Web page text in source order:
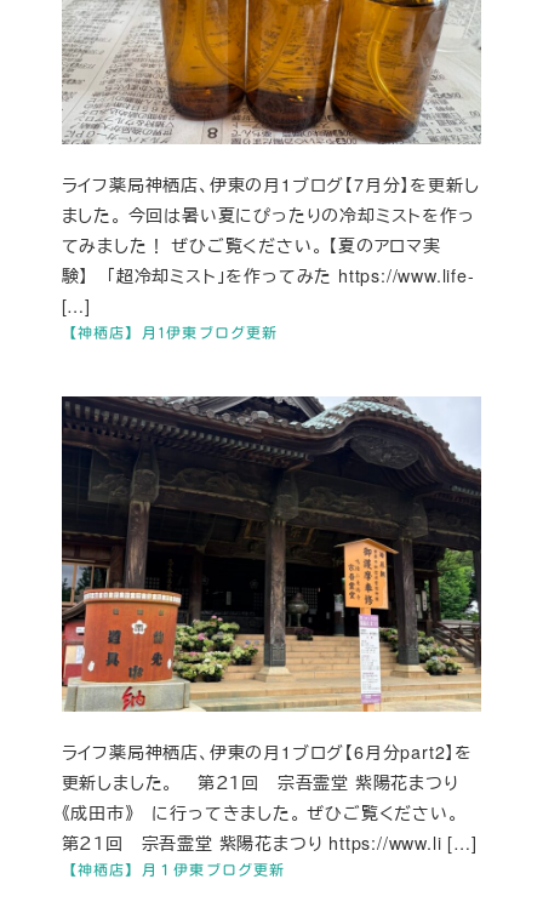
【神栖店】月1伊東ブログ更新
ライフ薬局神栖店、伊東の月1ブログ【7月分】を更新し
ました。 今回は暑い夏にぴったりの冷却ミストを作っ
てみました！ ぜひご覧ください。 【夏のアロマ実
験】 「超冷却ミスト」を作ってみた https://www.life-
[…]
【神栖店】月１伊東ブログ更新
ライフ薬局神栖店、伊東の月1ブログ【6月分part2】を
更新しました。 第２１回 宗吾霊堂 紫陽花まつり
《成田市》 に行ってきました。 ぜひご覧ください。
第２１回 宗吾霊堂 紫陽花まつり https://www.li […]